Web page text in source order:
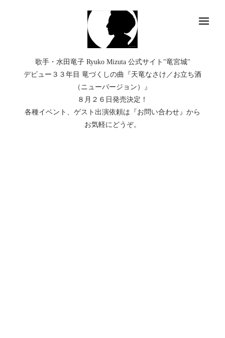
歌手・水田竜子 Ryuko Mizuta 公式サイト"竜宮城"
デビュー３３年目 竜づくしの曲『天竜なさけ／お立ち酒
（ニューバージョン）』
８月２６日発売決定！
各種イベント、ゲスト出演依頼は『お問い合わせ』から
お気軽にどうぞ。